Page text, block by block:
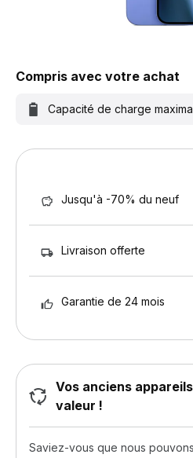
Compris avec votre achat
Capacité de charge
Jusqu'à -70% du neuf
Livraison offerte
Garantie de 24 mois
Vos anciens
valeur !
Saviez-vous que nous